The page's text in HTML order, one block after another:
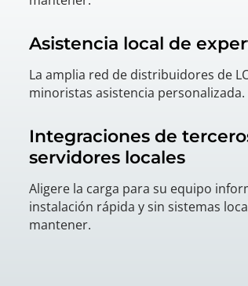
Asistencia local de
La amplia red de distribuidores de
minoristas asistencia personalizada.
Integraciones de
servidores locales
Aligere la carga para su equipo
instalación rápida y sin sistemas
mantener.